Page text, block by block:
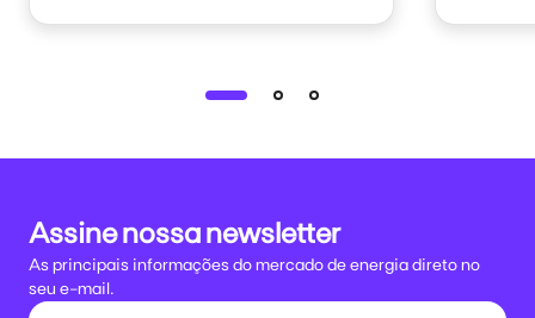
Assine nossa newsletter
As principais informações do mercado de energia direto no
seu e-mail.